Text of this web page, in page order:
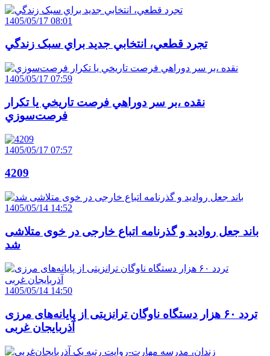
1405/05/17 08:01
تجرد قطعي، انتخابي جديد براي سبک زندگي
1405/05/17 07:59
نقده ،بر سر دوراهي فرصت تاريخي يا تکرار
فرصت‌سوزي
1405/05/17 07:57
4209
1405/05/14 14:52
باند جعل روادید و گذرنامه اتباع خارجی در خوی متلاشی
شد
1405/05/14 14:50
تردد ۶۰ هزار دستگاه ناوگان ترانزیتی از پایانه‌های مرزی
آذربایجان ‌غربی